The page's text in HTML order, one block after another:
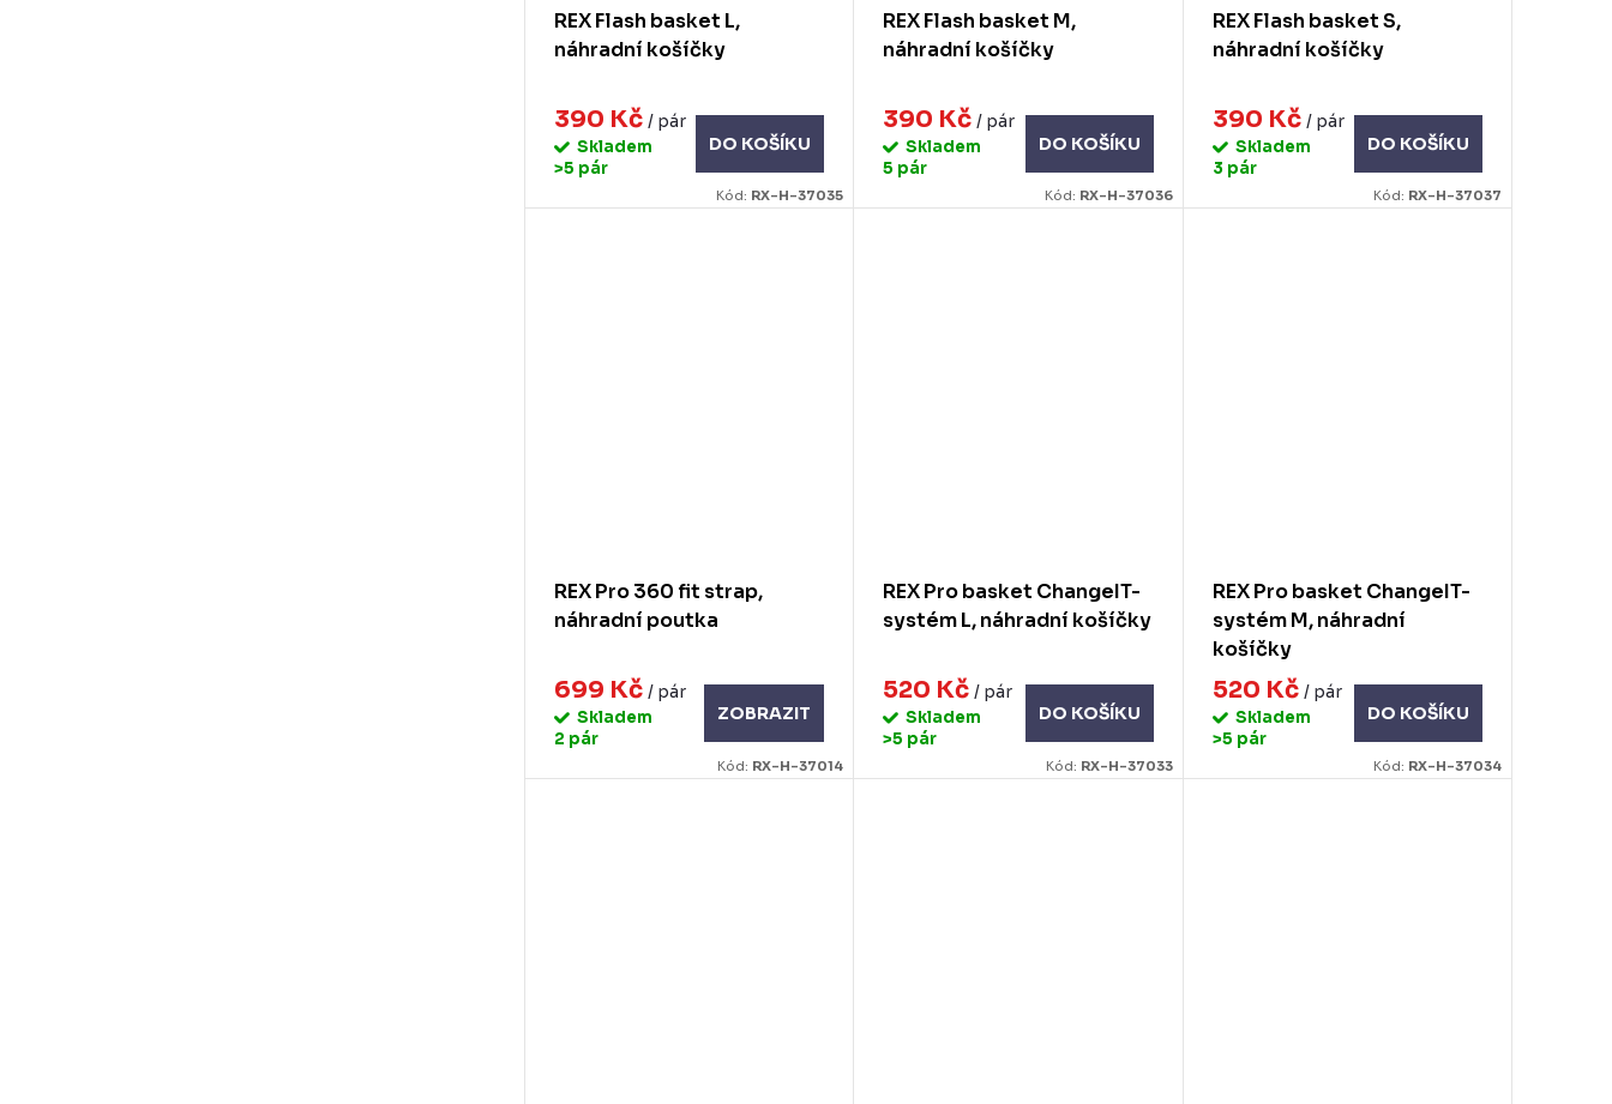
REX Flash basket L,
náhradní košíčky
390 Kč / pár
Skladem
>5 pár
DO KOŠÍKU
Kód: RX-H-37035
REX Flash basket M,
náhradní košíčky
390 Kč/ pár
Skladem
5 pár
DO KOŠÍKU
Kód: RX-H-37036
REX Flash basket S,
náhradní košíčky
390 Kč / pár
Skladem
3 pár
DO KOŠÍKU
Kód: RX-H-37037
REX Pro 360 fit strap,
náhradní poutka
699 Kč / pár
Skladem
2 pár
ZOBRAZIT
Kód: RX-H-37014
REX Pro basket ChangeIT-
systém L, náhradní košíčky
520 Kč/ pár
Skladem
>5 pár
DO KOŠÍKU
Kód: RX-H-37033
REX Pro basket ChangeIT-
systém M, náhradní
košíčky
520 Kč / pár
Skladem
>5 pár
DO KOŠÍKU
Kód: RX-H-37034